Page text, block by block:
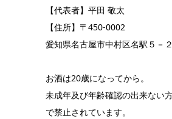
【代表者】平田 敬太
【住所】〒450-0002
愛知県名古屋市中村区名駅５－
お酒は20歳になってから。
未成年及び年齢確認の出来ない
で禁止されています。